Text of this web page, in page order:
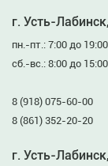
г. Усть-
пн.-пт.: 7:00 до 19:00
сб.-вс.: 8:00 до 15:00
8 (918) 075-60-00
8 (861) 352-20-20
г. Усть-